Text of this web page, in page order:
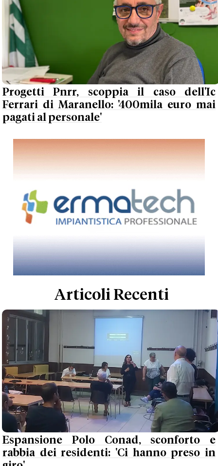
Progetti Pnrr, scoppia il caso dell'Ic
Ferrari di Maranello: '400mila euro mai
pagati al personale'
Articoli Recenti
Espansione Polo Conad, sconforto e
rabbia dei residenti: 'Ci hanno preso in